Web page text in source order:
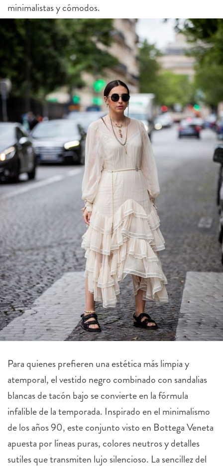
minimalistas y cómodos.
Para quienes prefieren una estética más limpia y
atemporal, el vestido negro combinado con sandalias
blancas de tacón bajo se convierte en la fórmula
infalible de la temporada. Inspirado en el minimalismo
de los años 90, este conjunto visto en Bottega Veneta
apuesta por líneas puras, colores neutros y detalles
sutiles que transmiten lujo silencioso. La sencillez del